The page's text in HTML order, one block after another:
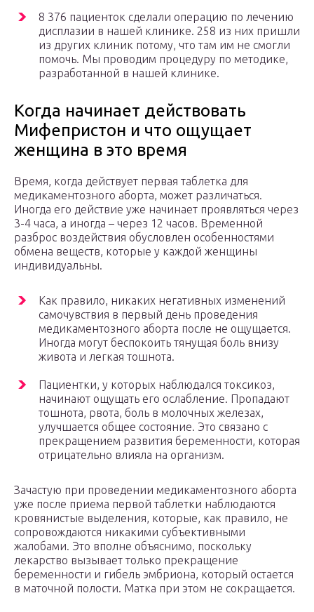
8 376 пациенток сделали операцию по лечению
дисплазии в нашей клинике. 258 из них пришли
из других клиник потому, что там им не смогли
помочь. Мы проводим процедуру по методике,
разработанной в нашей клинике.
Когда начинает действовать
Мифепристон и что ощущает
женщина в это время
Время, когда действует первая таблетка для
медикаментозного аборта, может различаться.
Иногда его действие уже начинает проявляться через
3-4 часа, а иногда – через 12 часов. Временной
разброс воздействия обусловлен особенностями
обмена веществ, которые у каждой женщины
индивидуальны.
Как правило, никаких негативных изменений
самочувствия в первый день проведения
медикаментозного аборта после не ощущается.
Иногда могут беспокоить тянущая боль внизу
живота и легкая тошнота.
Пациентки, у которых наблюдался токсикоз,
начинают ощущать его ослабление. Пропадают
тошнота, рвота, боль в молочных железах,
улучшается общее состояние. Это связано с
прекращением развития беременности, которая
отрицательно влияла на организм.
Зачастую при проведении медикаментозного аборта
уже после приема первой таблетки наблюдаются
кровянистые выделения, которые, как правило, не
сопровождаются никакими субъективными
жалобами. Это вполне объяснимо, поскольку
лекарство вызывает только прекращение
беременности и гибель эмбриона, который остается
в маточной полости. Матка при этом не сокращается.